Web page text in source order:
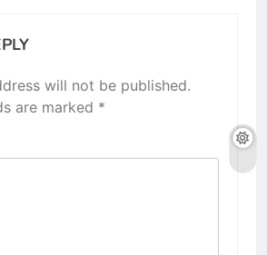
will not be published.
are marked *